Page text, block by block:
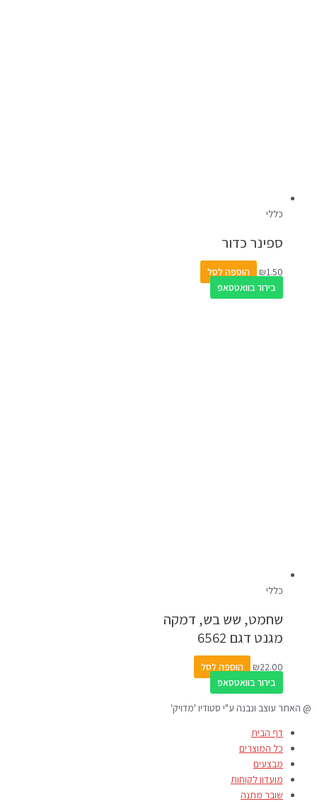
כללי
ספינר כדור
₪1.50
הוספה לסל
בירור בוואטסאפ
כללי
שחמט, שש בש, דמקה
מגנט דגם 6562
₪22.00
הוספה לסל
בירור בוואטסאפ
@ האתר עוצב ונבנה ע"י סטודיו 'מדויק'
דף הבית
כל המוצרים
מבצעים
מועדון לקוחות
שובר מתנה